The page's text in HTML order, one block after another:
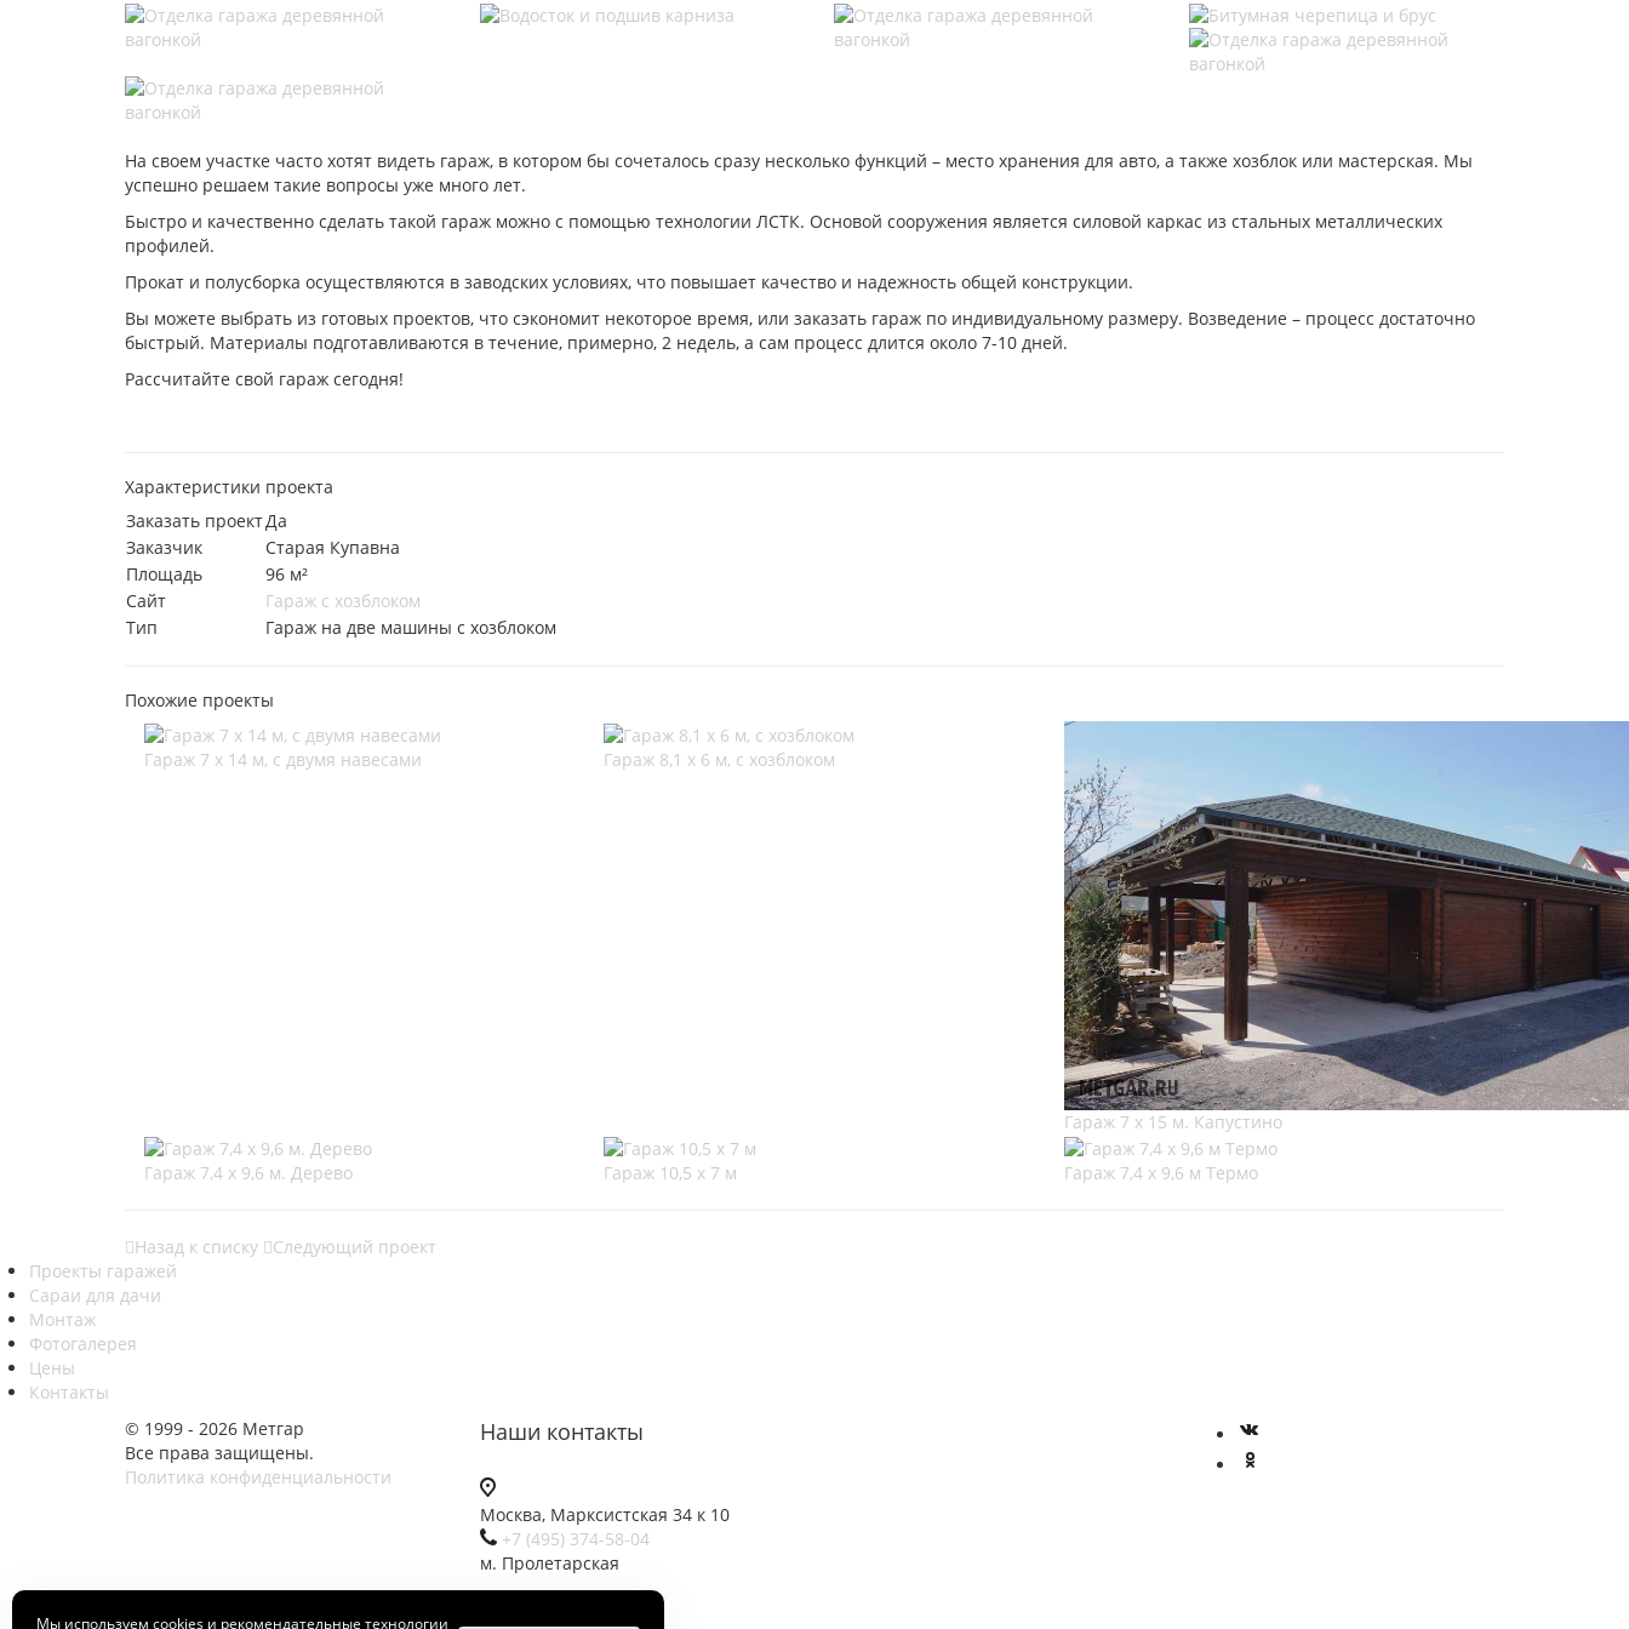
На своем участке часто хотят видеть гараж, в котором бы сочеталось сразу несколько функций – место хранения для авто, а также хозблок или мастерская. Мы
успешно решаем такие вопросы уже много лет.
Быстро и качественно сделать такой гараж можно с помощью технологии ЛСТК. Основой сооружения является силовой каркас из стальных металлических
профилей.
Прокат и полусборка осуществляются в заводских условиях, что повышает качество и надежность общей конструкции.
Вы можете выбрать из готовых проектов, что сэкономит некоторое время, или заказать гараж по индивидуальному размеру. Возведение – процесс достаточно
быстрый. Материалы подготавливаются в течение, примерно, 2 недель, а сам процесс длится около 7-10 дней.
Рассчитайте свой гараж сегодня!
Характеристики проекта
Заказать проектДа
Заказчик
Старая Купавна
Площадь
96 м²
Сайт
Гараж с хозблоком
Тип
Гараж на две машины с хозблоком
Похожие проекты
Гараж 7 х 14 м, с двумя навесами Гараж 8,1 х 6 м, с хозблоком
Гараж 7 х 15 м. Капустино
Гараж 7,4 х 9,6 м. Дерево Гараж 10,5 х 7 м Гараж 7,4 х 9,6 м Термо
Назад к списку
Следующий проект
Проекты гаражей
Сараи для дачи
Монтаж
Фотогалерея
Цены
Контакты
© 1999 - 2026 Метгар
Все права защищены.
Политика конфиденциальности
Наши контакты
Москва, Марксистская 34 к 10
+7 (495) 374-58-04
м. Пролетарская
center@metgar.ru
Мы используем cookies и рекомендательные технологии